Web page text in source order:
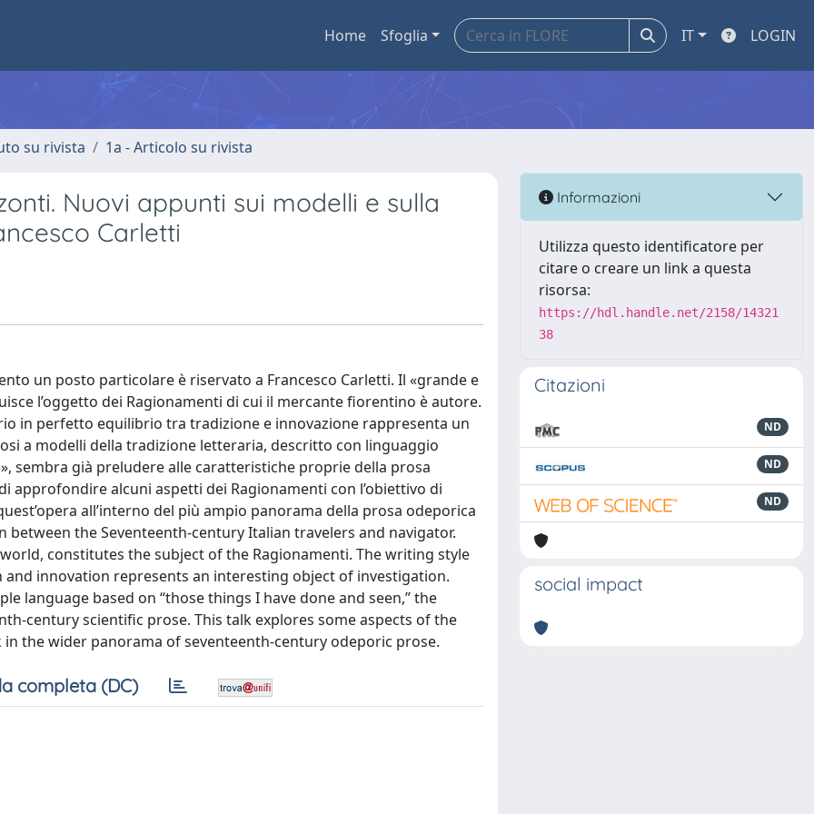
Home Sfoglia IT LOGIN
su rivista 1a - Articolo su rivista
Nuovi appunti sui modelli e sulla
Carletti
un posto particolare è riservato a Francesco Carletti. Il «grande e
l’oggetto dei Ragionamenti di cui il mercante fiorentino è autore.
in perfetto equilibrio tra tradizione e innovazione rappresenta un
a modelli della tradizione letteraria, descritto con linguaggio
sembra già preludere alle caratteristiche proprie della prosa
approfondire alcuni aspetti dei Ragionamenti con l’obiettivo di
all’interno del più ampio panorama della prosa odeporica
the Seventeenth-century Italian travelers and navigator.
constitutes the subject of the Ragionamenti. The writing style
innovation represents an interesting object of investigation.
language based on “those things I have done and seen,” the
century scientific prose. This talk explores some aspects of the
the wider panorama of seventeenth-century odeporic prose.
completa (DC)
Informazioni
Utilizza questo identificatore per
citare o creare un link a questa
risorsa:
https://hdl.handle.net/2158/14321
38
Citazioni
ND
ND
ND
social impact